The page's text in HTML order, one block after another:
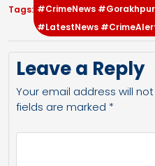
Tags: #CrimeNews
#LatestNews
Leave a Reply
Your email address will
fields are marked *